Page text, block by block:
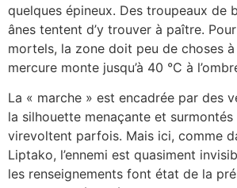
quelques épineux. Des troupeaux de
ânes tentent d’y trouver à paître.
mortels, la zone doit peu de choses
mercure monte jusqu’à 40 °C à
La « marche » est encadrée par des
la silhouette menaçante et
virevoltent parfois. Mais ici, comme
Liptako, l’ennemi est quasiment
les renseignements font état de la